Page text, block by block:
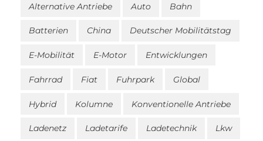
Alternative Antriebe Auto Bahn
Batterien China Deutscher Mobilitätstag
E-Mobilität E-Motor Entwicklungen
Fahrrad Fiat Fuhrpark Global
Hybrid Kolumne Konventionelle Antriebe
Ladenetz Ladetarife Ladetechnik Lkw